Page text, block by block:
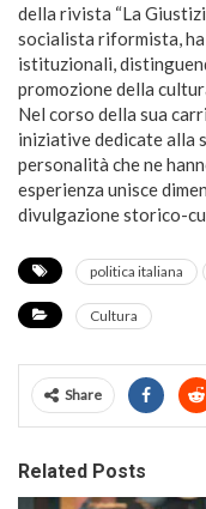
della rivista “La
socialista riformista,
istituzionali,
promozione della
Nel corso della sua
iniziative dedicate alla
personalità che ne
esperienza unisce
divulgazione storico-
politica italiana
Cultura
Share
Related Posts